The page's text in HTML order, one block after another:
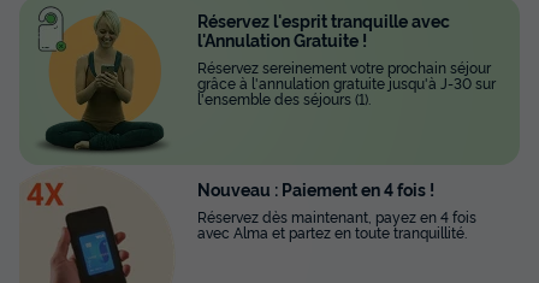
Réservez l'esprit tranquille avec
l'Annulation Gratuite !
Réservez sereinement votre prochain séjour
grâce à l'annulation gratuite jusqu'à J-30 sur
l'ensemble des séjours (1).
Nouveau : Paiement en 4 fois !
Réservez dès maintenant, payez en 4 fois
avec Alma et partez en toute tranquillité.